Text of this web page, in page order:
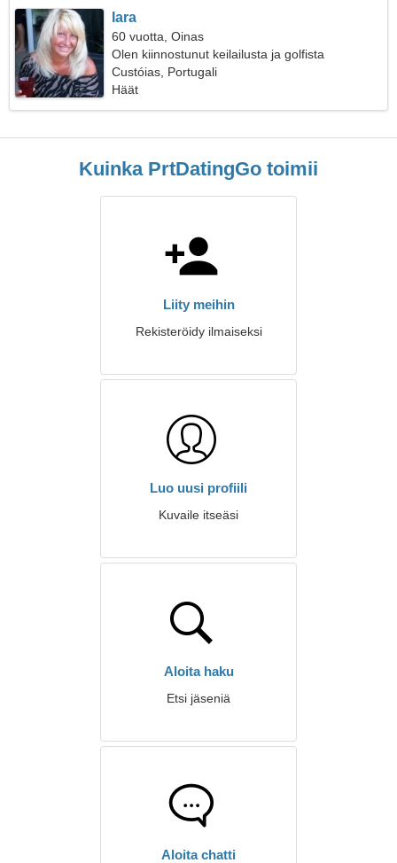
Iara
60 vuotta, Oinas
Olen kiinnostunut keilailusta ja golfista
Custóias, Portugali
Häät
Kuinka PrtDatingGo toimii
Liity meihin
Rekisteröidy ilmaiseksi
Luo uusi profiili
Kuvaile itseäsi
Aloita haku
Etsi jäseniä
Aloita chatti